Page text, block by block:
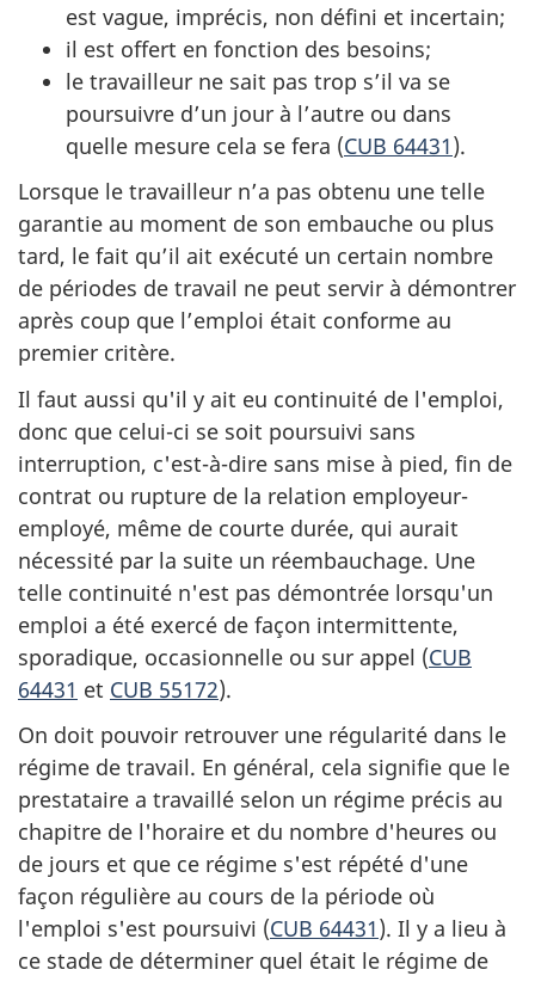
est vague, imprécis, non défini et incertain;
il est offert en fonction des besoins;
le travailleur ne sait pas trop s’il va se
poursuivre d’un jour à l’autre ou dans
quelle mesure cela se fera (CUB 64431).
Lorsque le travailleur n’a pas obtenu une telle
garantie au moment de son embauche ou plus
tard, le fait qu’il ait exécuté un certain nombre
de périodes de travail ne peut servir à démontrer
après coup que l’emploi était conforme au
premier critère.
Il faut aussi qu'il y ait eu continuité de l'emploi,
donc que celui-ci se soit poursuivi sans
interruption, c'est-à-dire sans mise à pied, fin de
contrat ou rupture de la relation employeur-
employé, même de courte durée, qui aurait
nécessité par la suite un réembauchage. Une
telle continuité n'est pas démontrée lorsqu'un
emploi a été exercé de façon intermittente,
sporadique, occasionnelle ou sur appel (CUB
64431 et CUB 55172).
On doit pouvoir retrouver une régularité dans le
régime de travail. En général, cela signifie que le
prestataire a travaillé selon un régime précis au
chapitre de l'horaire et du nombre d'heures ou
de jours et que ce régime s'est répété d'une
façon régulière au cours de la période où
l'emploi s'est poursuivi (CUB 64431). Il y a lieu à
ce stade de déterminer quel était le régime de